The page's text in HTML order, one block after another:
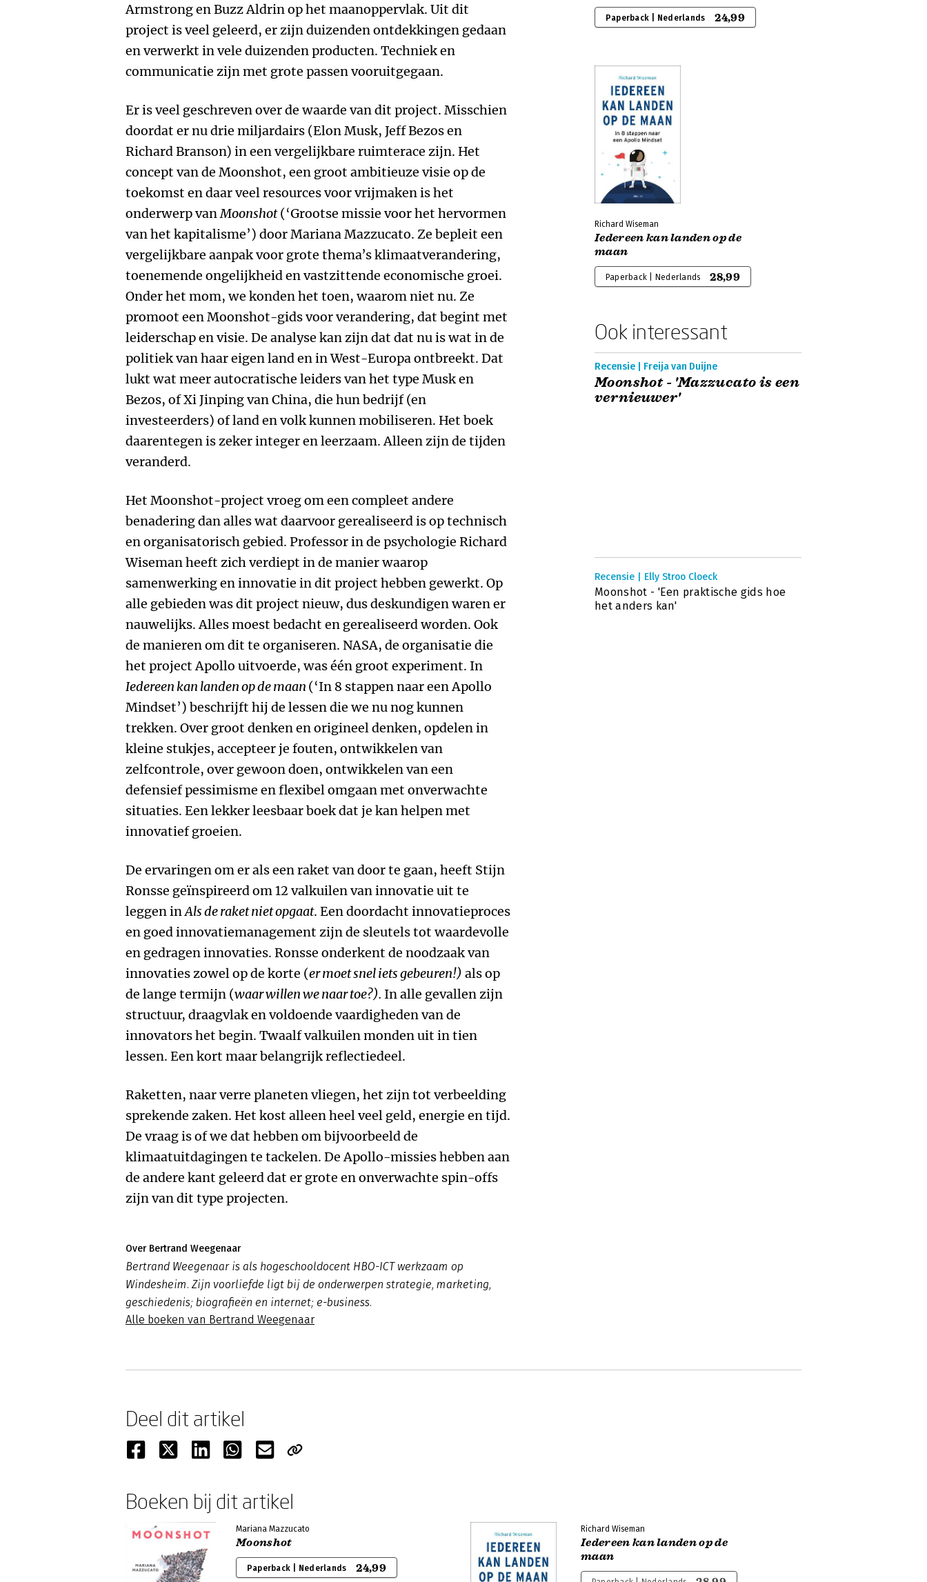
Armstrong en Buzz Aldrin op het maanoppervlak. Uit dit
project is veel geleerd, er zijn duizenden ontdekkingen gedaan
en verwerkt in vele duizenden producten. Techniek en
communicatie zijn met grote passen vooruitgegaan.
Er is veel geschreven over de waarde van dit project. Misschien
doordat er nu drie miljardairs (Elon Musk, Jeff Bezos en
Richard Branson) in een vergelijkbare ruimterace zijn. Het
concept van de Moonshot, een groot ambitieuze visie op de
toekomst en daar veel resources voor vrijmaken is het
onderwerp vanMoonshot(‘Grootse missie voor het hervormen
van het kapitalisme’) door Mariana Mazzucato. Ze bepleit een
vergelijkbare aanpak voor grote thema’s klimaatverandering,
toenemende ongelijkheid en vastzittende economische groei.
Onder het mom, we konden het toen, waarom niet nu. Ze
promoot een Moonshot-gids voor verandering, dat begint met
leiderschap en visie. De analyse kan zijn dat dat nu is wat in de
politiek van haar eigen land en in West-Europa ontbreekt. Dat
lukt wat meer autocratische leiders van het type Musk en
Bezos, of Xi Jinping van China, die hun bedrijf (en
investeerders) of land en volk kunnen mobiliseren. Het boek
daarentegen is zeker integer en leerzaam. Alleen zijn de tijden
veranderd.
Het Moonshot-project vroeg om een compleet andere
benadering dan alles wat daarvoor gerealiseerd is op technisch
en organisatorisch gebied. Professor in de psychologie Richard
Wiseman heeft zich verdiept in de manier waarop
samenwerking en innovatie in dit project hebben gewerkt. Op
alle gebieden was dit project nieuw, dus deskundigen waren er
nauwelijks. Alles moest bedacht en gerealiseerd worden. Ook
de manieren om dit te organiseren. NASA, de organisatie die
het project Apollo uitvoerde, was één groot experiment. In
Iedereen kan landen op de maan (‘In 8 stappen naar een Apollo
Mindset’) beschrijft hij de lessen die we nu nog kunnen
trekken. Over groot denken en origineel denken, opdelen in
kleine stukjes, accepteer je fouten, ontwikkelen van
zelfcontrole, over gewoon doen, ontwikkelen van een
defensief pessimisme en flexibel omgaan met onverwachte
situaties. Een lekker leesbaar boek dat je kan helpen met
innovatief groeien.
De ervaringen om er als een raket van door te gaan, heeft Stijn
Ronsse geïnspireerd om 12 valkuilen van innovatie uit te
leggen inAls de raket niet opgaat. Een doordacht innovatieproces
en goed innovatiemanagement zijn de sleutels tot waardevolle
en gedragen innovaties. Ronsse onderkent de noodzaak van
innovaties zowel op de korte (er moet snel iets gebeuren!) als op
de lange termijn (waar willen we naar toe?). In alle gevallen zijn
structuur, draagvlak en voldoende vaardigheden van de
innovators het begin. Twaalf valkuilen monden uit in tien
lessen. Een kort maar belangrijk reflectiedeel.
Raketten, naar verre planeten vliegen, het zijn tot verbeelding
sprekende zaken. Het kost alleen heel veel geld, energie en tijd.
De vraag is of we dat hebben om bijvoorbeeld de
klimaatuitdagingen te tackelen. De Apollo-missies hebben aan
de andere kant geleerd dat er grote en onverwachte spin-offs
zijn van dit type projecten.
Over Bertrand Weegenaar
Bertrand Weegenaar is als hogeschooldocent HBO-ICT werkzaam op
Windesheim. Zijn voorliefde ligt bij de onderwerpen strategie, marketing,
geschiedenis; biografieën en internet; e-business.
Alle boeken van Bertrand Weegenaar
Paperback | Nederlands 24,99
Richard Wiseman
Iedereen kan landen op de
maan
Paperback | Nederlands 28,99
Ook interessant
Recensie | Freija van Duijne
Moonshot - 'Mazzucato is een
vernieuwer'
Recensie | Elly Stroo Cloeck
Moonshot - 'Een praktische gids hoe
het anders kan'
Deel dit artikel
Boeken bij dit artikel
Mariana Mazzucato
Moonshot
Paperback | Nederlands 24,99
Richard Wiseman
Iedereen kan landen op de
maan